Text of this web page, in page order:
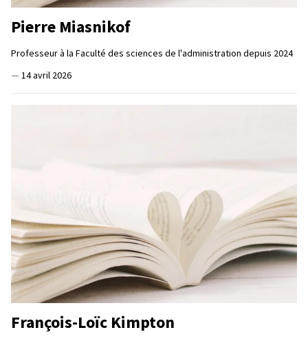
Pierre Miasnikof
Professeur à la Faculté des sciences de l'administration depuis 2024
— 14 avril 2026
François-Loïc Kimpton